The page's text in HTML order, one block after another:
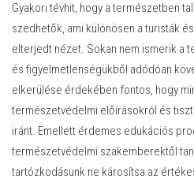
Gyakori tévhit, hogy a természetben
szedhetők, ami különösen a turisták
elterjedt nézet. Sokan nem ismerik a
és figyelmetlenségükből adódóan
elkerülése érdekében fontos, hogy
természetvédelmi előírásokról és
iránt. Emellett érdemes edukációs
természetvédelmi szakemberektől
tartózkodásunk ne károsítsa az